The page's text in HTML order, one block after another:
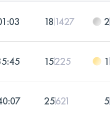
18 1427 2
15225 1
25621 5